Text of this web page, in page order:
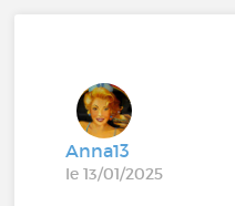
Anna13
le 13/01/2025